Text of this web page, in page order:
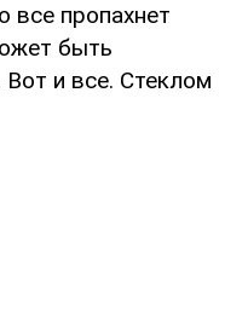
все пропахнет
быть
и все. Стеклом